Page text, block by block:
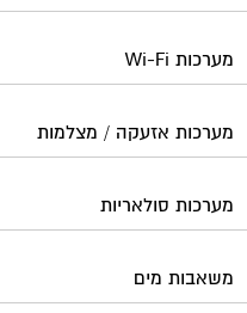
מערכות Wi-Fi
מערכות אזעקה / מצלמות
מערכות סולאריות
משאבות מים